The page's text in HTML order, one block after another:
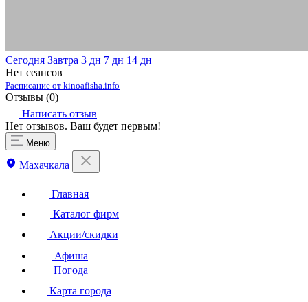
Сегодня Завтра 3 дн 7 дн 14 дн
Нет сеансов
Расписание от kinoafisha.info
Отзывы (0)
Написать отзыв
Нет отзывов. Ваш будет первым!
Меню
Махачкала
Главная
Каталог фирм
Акции/скидки
Афиша
Погода
Карта города